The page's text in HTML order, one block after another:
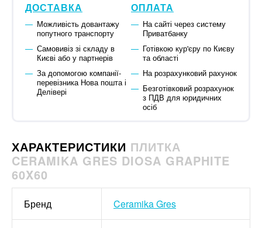
ДОСТАВКА
Можливість довантажу
попутного транспорту
Самовивіз зі складу в
Києві або у партнерів
За допомогою компанії-
перевізника Нова пошта і
Делівері
ОПЛАТА
На сайті через систему
Приватбанку
Готівкою кур'єру по Києву
та області
На розрахунковий рахунок
Безготівковий розрахунок
з ПДВ для юридичних
осіб
ХАРАКТЕРИСТИКИ ПЛИТКА
CERAMIKA GRES DIOSA GRAPHITE
60X60
Бренд Ceramika Gres